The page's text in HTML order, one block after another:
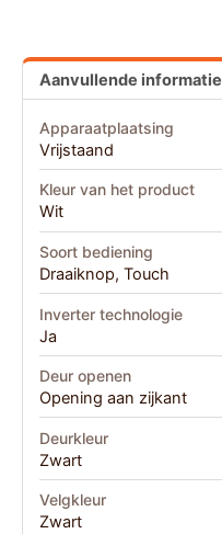
Aanvullende informatie
Apparaatplaatsing
Vrijstaand
Kleur van het product
Wit
Soort bediening
Draaiknop, Touch
Inverter technologie
Ja
Deur openen
Opening aan zijkant
Deurkleur
Zwart
Velgkleur
Zwart